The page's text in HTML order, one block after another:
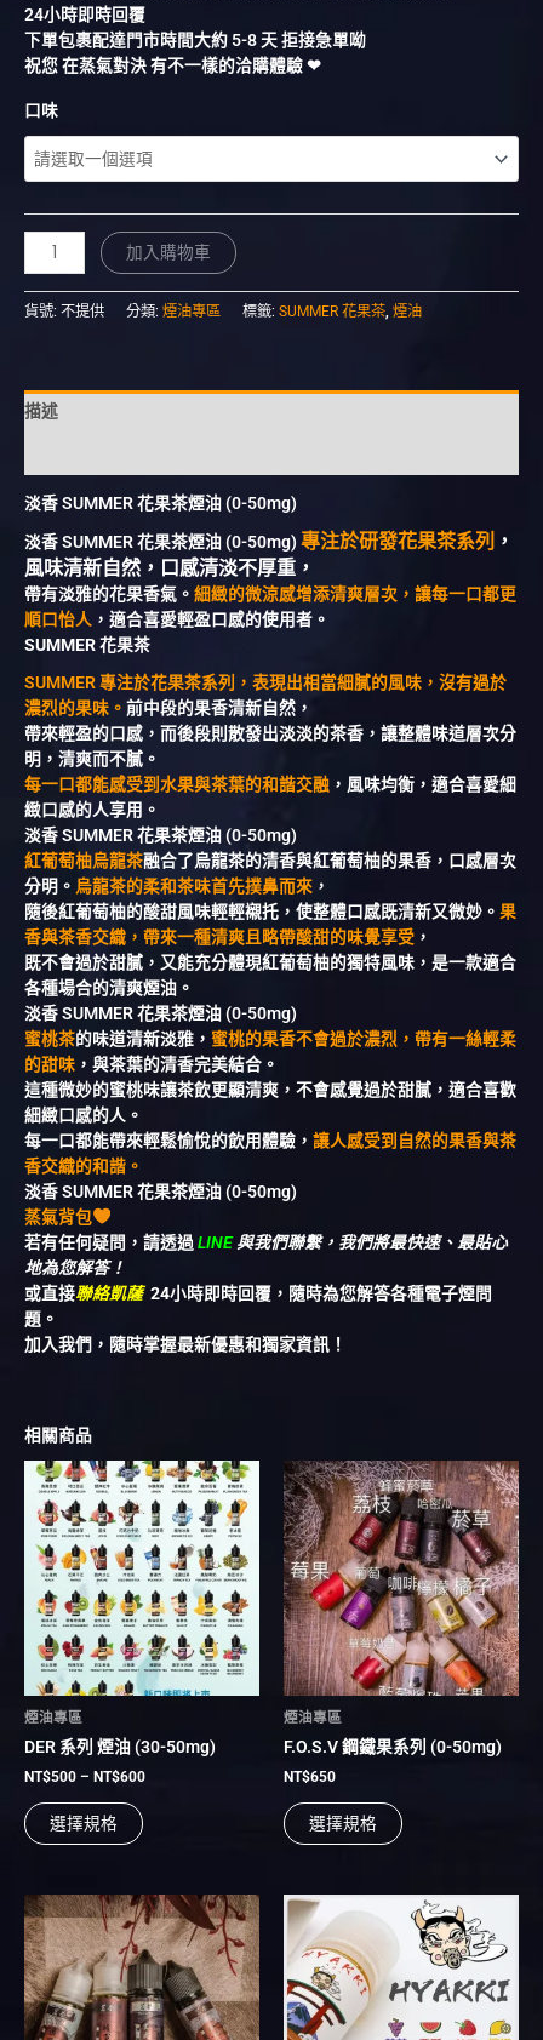
24小時即時回覆
下單包裹配達門市時間大約 5-8 天 拒接急單呦
祝您 在蒸氣對決 有不一樣的洽購體驗 ❤︎
口味
加入購物車
貨號: 不提供 分類: 煙油專區 標籤: SUMMER 花果茶 煙油
描述
淡香 SUMMER 花果茶煙油 (0-50mg)
淡香 SUMMER 花果茶煙油 (0-50mg) 專注於研發花果茶系列 ，
風味清新自然，口感清淡不厚重，
帶有淡雅的花果香氣。 細緻的微涼感增添清爽層次，讓每一口都更
順口怡人 ，適合喜愛輕盈口感的使用者。
SUMMER 花果茶
SUMMER專注於花果茶系列，表現出相當細膩的風味，沒有過於
濃烈的果味。 前中段的果香清新自然，
帶來輕盈的口感，而後段則散發出淡淡的茶香，讓整體味道層次分
明，清爽而不膩。
每一口都能感受到水果與茶葉的和諧交融 ，風味均衡，適合喜愛細
緻口感的人享用。
淡香 SUMMER 花果茶煙油 (0-50mg)
紅葡萄柚烏龍茶融合了烏龍茶的清香與紅葡萄柚的果香，口感層次
分明。 烏龍茶的柔和茶味首先撲鼻而來 ，
隨後紅葡萄柚的酸甜風味輕輕襯托，使整體口感既清新又微妙。 果
香與茶香交織，帶來一種清爽且略帶酸甜的味覺享受 ，
既不會過於甜膩，又能充分體現紅葡萄柚的獨特風味，是一款適合
各種場合的清爽煙油。
淡香 SUMMER 花果茶煙油 (0-50mg)
蜜桃茶的味道清新淡雅， 蜜桃的果香不會過於濃烈，帶有一絲輕柔
的甜味 ，與茶葉的清香完美結合。
這種微妙的蜜桃味讓茶飲更顯清爽，不會感覺過於甜膩，適合喜歡
細緻口感的人。
每一口都能帶來輕鬆愉悅的飲用體驗， 讓人感受到自然的果香與茶
香交織的和諧。
淡香 SUMMER 花果茶煙油 (0-50mg)
蒸氣背包
若有任何疑問，請透過 LINE與我們聯繫，我們將最快速、最貼心
地為您解答！
或直接聯絡凱薩 24小時即時回覆，隨時為您解答各種電子煙問
題。
加入我們，隨時掌握最新優惠和獨家資訊！
相關商品
煙油專區
DER 系列 煙油 (30-50mg)
NT$500 – NT$600
價
格
範
圍：
NT$500
到
NT$600
選擇規格
此
產
品
有
多
種
款
式。
可
在
品
頁
選
項
煙油專區
F.O.S.V 鋼鐵果系列 (0-50mg)
NT$650
選擇規格
此
產
品
有
多
種
款
式。
可
在
品
選
此
產
品
有
多
種
此
產
有
多
種